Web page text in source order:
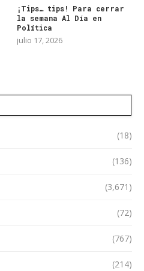
¡Tips… tips! Para cerrar
la semana Al Día en
Política
julio 17, 2026
(18)
(136)
(3,671)
(72)
(767)
(214)